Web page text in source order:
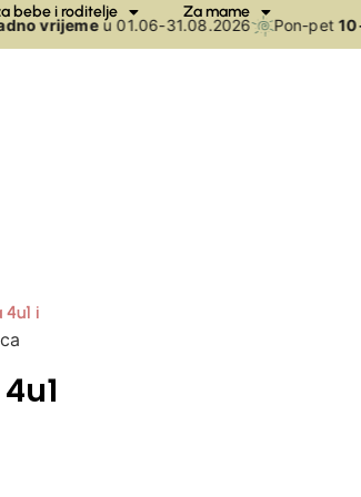
vrijemeu 01.06-31.08.2026 Pon-pet10-
bebe i roditelje Za mame
i